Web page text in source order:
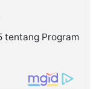
tentang Program